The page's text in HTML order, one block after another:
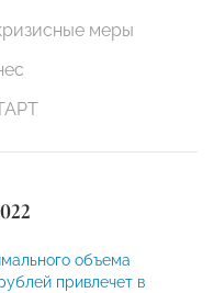
меры
объема
привлечет в